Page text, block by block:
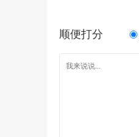
顺便打分